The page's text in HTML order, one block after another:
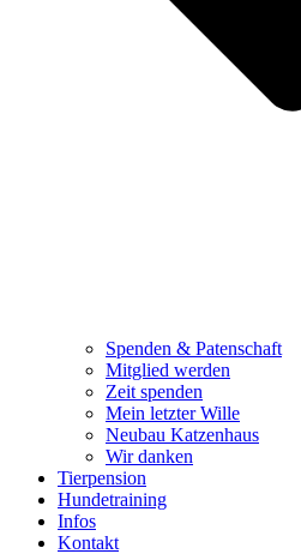
Spenden & Patenschaft
Mitglied werden
Zeit spenden
Mein letzter Wille
Neubau Katzenhaus
Wir danken
Tierpension
Hundetraining
Infos
Kontakt